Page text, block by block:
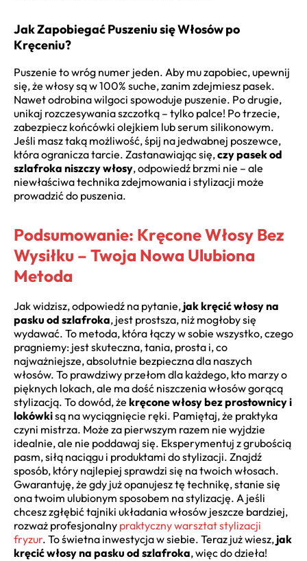
Jak Zapobiegać Puszeniu się Włosów po
Kręceniu?
Puszenie to wróg numer jeden. Aby mu zapobiec, upewnij
się, że włosy są w 100% suche, zanim zdejmiesz pasek.
Nawet odrobina wilgoci spowoduje puszenie. Po drugie,
unikaj rozczesywania szczotką – tylko palce! Po trzecie,
zabezpiecz końcówki olejkiem lub serum silikonowym.
Jeśli masz taką możliwość, śpij na jedwabnej poszewce,
która ogranicza tarcie. Zastanawiając się,czy pasek od
szlafroka niszczy włosy, odpowiedź brzmi nie – ale
niewłaściwa technika zdejmowania i stylizacji może
prowadzić do puszenia.
Podsumowanie: Kręcone Włosy Bez
Wysiłku – Twoja Nowa Ulubiona
Metoda
Jak widzisz, odpowiedź na pytanie, jak kręcić włosy na
pasku od szlafroka, jest prostsza, niż mogłoby się
wydawać. To metoda, która łączy w sobie wszystko, czego
pragniemy: jest skuteczna, tania, prosta i, co
najważniejsze, absolutnie bezpieczna dla naszych
włosów. To prawdziwy przełom dla każdego, kto marzy o
pięknych lokach, ale ma dość niszczenia włosów gorącą
stylizacją. To dowód, że kręcone włosy bez prostownicy i
lokówkisą na wyciągnięcie ręki. Pamiętaj, że praktyka
czyni mistrza. Może za pierwszym razem nie wyjdzie
idealnie, ale nie poddawaj się. Eksperymentuj z grubością
pasm, siłą naciągu i produktami do stylizacji. Znajdź
sposób, który najlepiej sprawdzi się na twoich włosach.
Gwarantuję, że gdy już opanujesz tę technikę, stanie się
ona twoim ulubionym sposobem na stylizację. A jeśli
chcesz zgłębić tajniki układania włosów jeszcze bardziej,
rozważ profesjonalny praktyczny warsztat stylizacji
fryzur. To świetna inwestycja w siebie. Teraz już wiesz, jak
kręcić włosy na pasku od szlafroka, więc do dzieła!